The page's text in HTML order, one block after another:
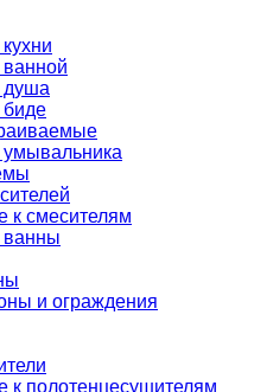
душа
к смесителям
ванны
и ограждения
к полотенцесушителям